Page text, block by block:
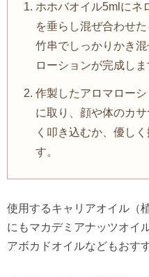
ホホバオイル5mlにネ
を垂らし混ぜ合わせ
竹串でしっかりかき
ローションが完成しま
作製したアロマロー
に取り、顔や体のカ
く叩き込むか、優し
す。
使用するキャリアオイル（
にもマカデミアナッツオイ
アボカドオイルなどもおす